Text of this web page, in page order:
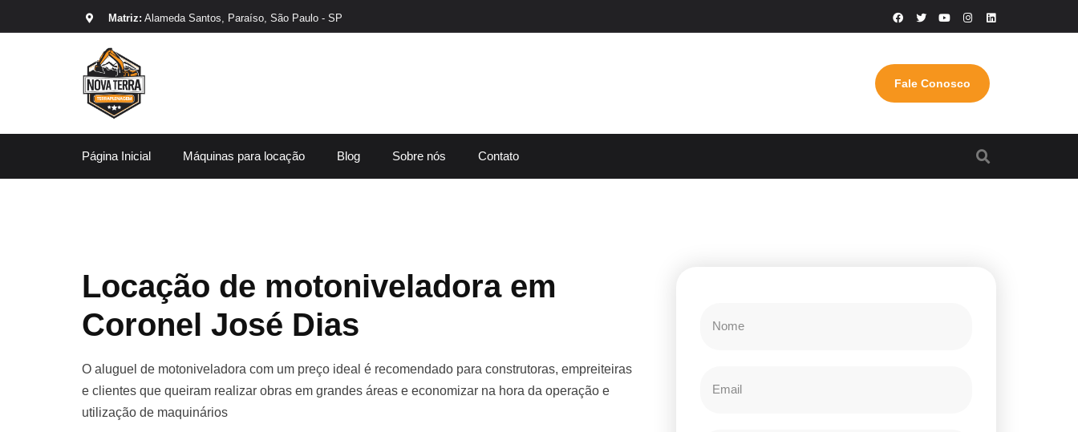
Matriz: Alameda Santos, Paraíso, São Paulo - SP
Fale Conosco
Página Inicial Máquinas para locação Blog Sobre nós Contato
Locação de motoniveladora em
Coronel José Dias
O aluguel de motoniveladora com um preço ideal é recomendado para construtoras, empreiteiras
e clientes que queiram realizar obras em grandes áreas e economizar na hora da operação e
utilização de maquinários